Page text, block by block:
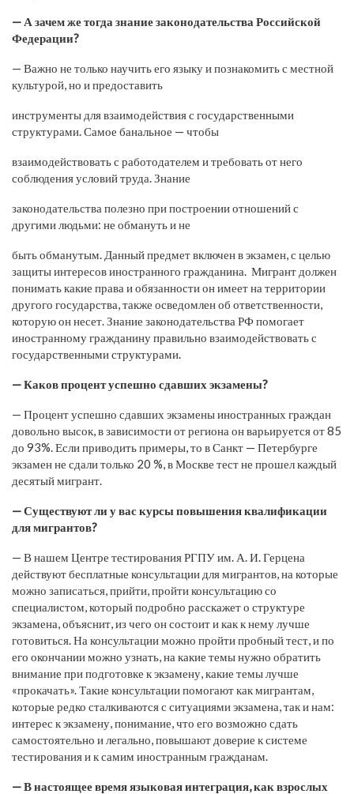
— А зачем же тогда знание законодательства Российской
Федерации?
— Важно не только научить его языку и познакомить с местной
культурой, но и предоставить
инструменты для взаимодействия с государственными
структурами. Самое банальное — чтобы
взаимодействовать с работодателем и требовать от него
соблюдения условий труда. Знание
законодательства полезно при построении отношений с
другими людьми: не обмануть и не
быть обманутым. Данный предмет включен в экзамен, с целью
защиты интересов иностранного гражданина. Мигрант должен
понимать какие права и обязанности он имеет на территории
другого государства, также осведомлен об ответственности,
которую он несет. Знание законодательства РФ помогает
иностранному гражданину правильно взаимодействовать с
государственными структурами.
— Каков процент успешно сдавших экзамены?
— Процент успешно сдавших экзамены иностранных граждан
довольно высок, в зависимости от региона он варьируется от 85
до 93%. Если приводить примеры, то в Санкт — Петербурге
экзамен не сдали только 20 %, в Москве тест не прошел каждый
десятый мигрант.
— Существуют ли у вас курсы повышения квалификации
для мигрантов?
— В нашем Центре тестирования РГПУ им. А. И. Герцена
действуют бесплатные консультации для мигрантов, на которые
можно записаться, прийти, пройти консультацию со
специалистом, который подробно расскажет о структуре
экзамена, объяснит, из чего он состоит и как к нему лучше
готовиться. На консультации можно пройти пробный тест, и по
его окончании можно узнать, на какие темы нужно обратить
внимание при подготовке к экзамену, какие темы лучше
«прокачать». Такие консультации помогают как мигрантам,
которые редко сталкиваются с ситуациями экзамена, так и нам:
интерес к экзамену, понимание, что его возможно сдать
самостоятельно и легально, повышают доверие к системе
тестирования и к самим иностранным гражданам.
— В настоящее время языковая интеграция, как взрослых